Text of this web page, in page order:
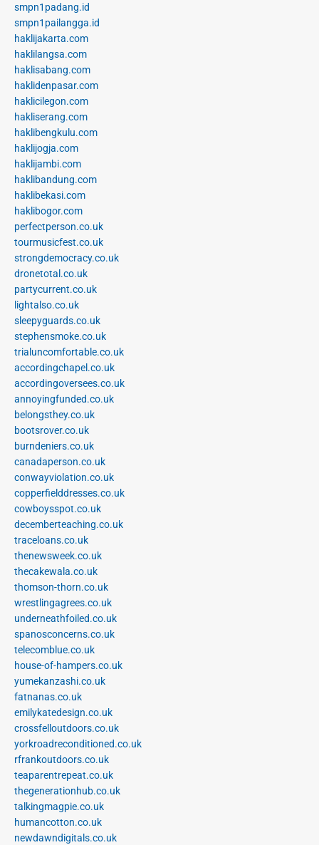
smpn1padang.id
smpn1pailangga.id
haklijakarta.com
haklilangsa.com
haklisabang.com
haklidenpasar.com
haklicilegon.com
hakliserang.com
haklibengkulu.com
haklijogja.com
haklijambi.com
haklibandung.com
haklibekasi.com
haklibogor.com
perfectperson.co.uk
tourmusicfest.co.uk
strongdemocracy.co.uk
dronetotal.co.uk
partycurrent.co.uk
lightalso.co.uk
sleepyguards.co.uk
stephensmoke.co.uk
trialuncomfortable.co.uk
accordingchapel.co.uk
accordingoversees.co.uk
annoyingfunded.co.uk
belongsthey.co.uk
bootsrover.co.uk
burndeniers.co.uk
canadaperson.co.uk
conwayviolation.co.uk
copperfielddresses.co.uk
cowboysspot.co.uk
decemberteaching.co.uk
traceloans.co.uk
thenewsweek.co.uk
thecakewala.co.uk
thomson-thorn.co.uk
wrestlingagrees.co.uk
underneathfoiled.co.uk
spanosconcerns.co.uk
telecomblue.co.uk
house-of-hampers.co.uk
yumekanzashi.co.uk
fatnanas.co.uk
emilykatedesign.co.uk
crossfelloutdoors.co.uk
yorkroadreconditioned.co.uk
rfrankoutdoors.co.uk
teaparentrepeat.co.uk
thegenerationhub.co.uk
talkingmagpie.co.uk
humancotton.co.uk
newdawndigitals.co.uk